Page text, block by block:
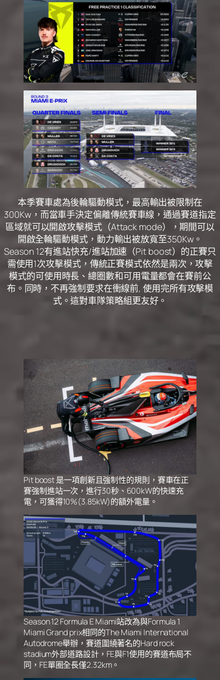
本季賽車處為後輪驅動模式，最高輸出被限制在
300Kw，而當車手決定偏離傳統賽車線，通過賽道指定
區域就可以開啟攻擊模式（Attack mode），期間可以
開啟全輪驅動模式，動力輸出被放寬至350Kw。
Season 12有進站快充/進站加速 （Pit boost）的正賽只
需使用1次攻擊模式，傳統正賽模式依然是兩次，攻擊
模式的可使用時長、總圈數和可用電量都會在賽前公
布。同時，不再強制要求在衝線前, 使用完所有攻擊模
式。這對車隊策略組更友好。
Pit boost 是一項創新且強制性的規則，賽車在正
賽強制進站一次，進行30秒、600kW的快速充
電，可獲得10%(3.85kW)的額外電量。
Season 12 Formula E Miami站改為與Formula 1
Miami Grand prix相同的The Miami International
Autodrome舉辦，賽道圍繞著名的Hard rock
stadium外部道路設計，FE與F1使用的賽道布局不
同，FE單圈全長僅2.32km。